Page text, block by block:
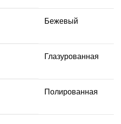
Бежевый
Глазурованная
Полированная